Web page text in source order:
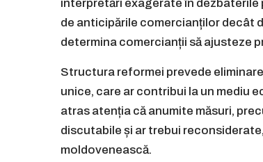
interpretări exagerate în dezbaterile
de anticipările comercianților decât
determina comercianții să ajusteze
Structura reformei prevede
unice, care ar contribui la un mediu
atras atenția că anumite măsuri,
discutabile și ar trebui
moldovenească.